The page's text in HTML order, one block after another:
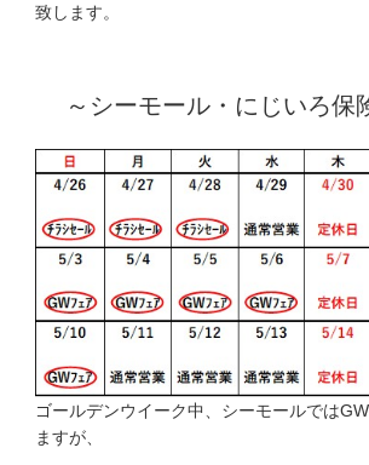
致します。
～シーモール・にじいろ保
ゴールデンウイーク中、シーモールでは
ますが、